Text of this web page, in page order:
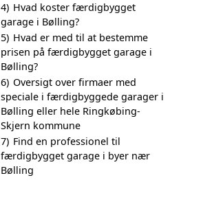
4) Hvad koster færdigbygget
garage i Bølling?
5) Hvad er med til at bestemme
prisen på færdigbygget garage i
Bølling?
6) Oversigt over firmaer med
speciale i færdigbyggede garager i
Bølling eller hele Ringkøbing-
Skjern kommune
7) Find en professionel til
færdigbygget garage i byer nær
Bølling